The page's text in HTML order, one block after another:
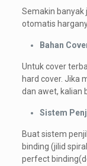
Semakin banyak
otomatis
Bahan
Untuk cover
hard cover. Jika
dan awet, kalian
Sistem
Buat sistem
binding (jilid
perfect